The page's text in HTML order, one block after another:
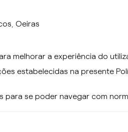
Oeiras
melhorar a experiência do
estabelecidas na presente
se poder navegar com